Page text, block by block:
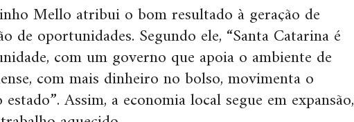
Mello atribui o bom resultado à geração de
de oportunidades. Segundo ele, “Santa Catarina é
com um governo que apoia o ambiente de
com mais dinheiro no bolso, movimenta o
Assim, a economia local segue em expansão,